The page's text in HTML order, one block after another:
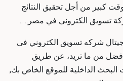
كبير من أجل تحقيق النتائج
تسويق الكتروني في مصر.. ..
شركه تسويق الكتروني فى
أفضل من ما تريد، عن طريق
الداخلية للموقع الخاص بك,